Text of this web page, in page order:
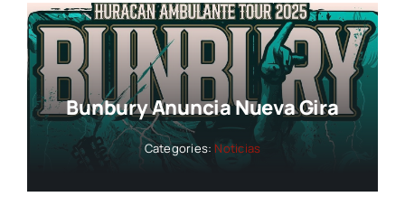
Bunbury Anuncia Nueva Gira
Categories: Noticias